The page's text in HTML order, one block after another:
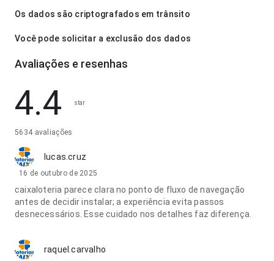
Os dados são criptografados em trânsito
Você pode solicitar a exclusão dos dados
Avaliações e resenhas
4.4 star
5634 avaliações
lucas.cruz
16 de outubro de 2025
caixaloteria parece clara no ponto de fluxo de navegação
antes de decidir instalar; a experiência evita passos
desnecessários. Esse cuidado nos detalhes faz diferença.
raquel.carvalho